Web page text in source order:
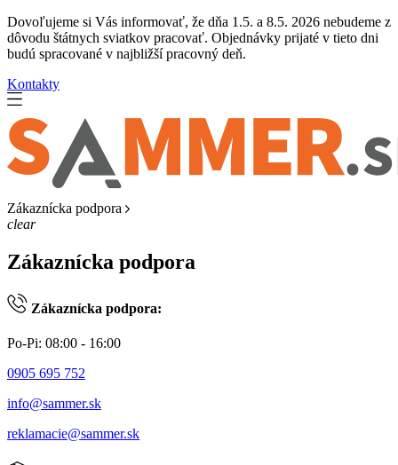
Dovoľujeme si Vás informovať, že dňa 1.5. a 8.5. 2026 nebudeme z
dôvodu štátnych sviatkov pracovať. Objednávky prijaté v tieto dni
budú spracované v najbližší pracovný deň.
Kontakty
Zákaznícka podpora
clear
Zákaznícka podpora
Zákaznícka podpora:
Po-Pi: 08:00 - 16:00
0905 695 752
info@sammer.sk
reklamacie@sammer.sk